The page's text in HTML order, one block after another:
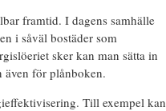
framtid. I dagens samhälle
i såväl bostäder som
sker kan man sätta in
för plånboken.
Till exempel kan